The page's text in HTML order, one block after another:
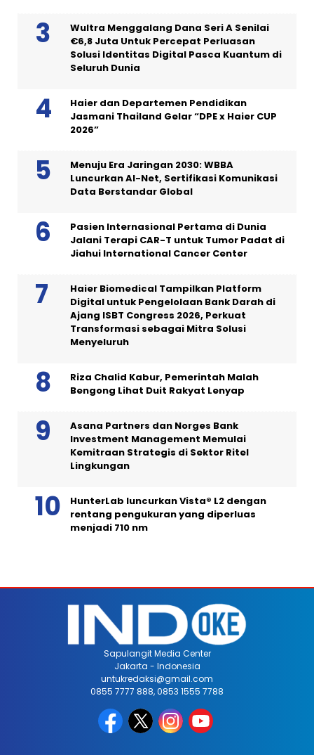
Wultra Menggalang Dana Seri A Senilai
€6,8 Juta Untuk Percepat Perluasan
Solusi Identitas Digital Pasca Kuantum di
Seluruh Dunia
Haier dan Departemen Pendidikan
Jasmani Thailand Gelar “DPE x Haier CUP
2026”
Menuju Era Jaringan 2030: WBBA
Luncurkan AI-Net, Sertifikasi Komunikasi
Data Berstandar Global
Pasien Internasional Pertama di Dunia
Jalani Terapi CAR-T untuk Tumor Padat di
Jiahui International Cancer Center
Haier Biomedical Tampilkan Platform
Digital untuk Pengelolaan Bank Darah di
Ajang ISBT Congress 2026, Perkuat
Transformasi sebagai Mitra Solusi
Menyeluruh
Riza Chalid Kabur, Pemerintah Malah
Bengong Lihat Duit Rakyat Lenyap
Asana Partners dan Norges Bank
Investment Management Memulai
Kemitraan Strategis di Sektor Ritel
Lingkungan
HunterLab luncurkan Vista® L2 dengan
rentang pengukuran yang diperluas
menjadi 710 nm
Sapulangit Media Center
Jakarta - Indonesia
untukredaksi@gmail.com
0855 7777 888, 0853 1555 7788